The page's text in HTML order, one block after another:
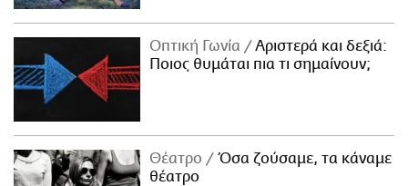
Οπτική Γωνία
Αριστερά και δεξιά:
Ποιος θυμάται πια τι σημαίνουν;
Θέατρο
Όσα ζούσαμε, τα κάναμε
θέατρο